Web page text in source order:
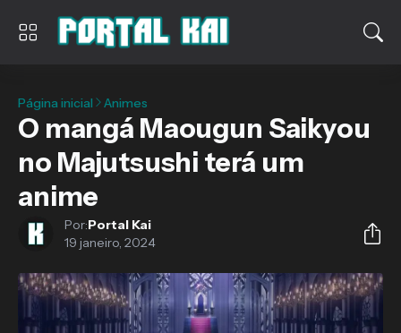
Página inicial Animes
O mangá Maougun Saikyou
no Majutsushi terá um
anime
Por:Portal Kai
19 janeiro, 2024